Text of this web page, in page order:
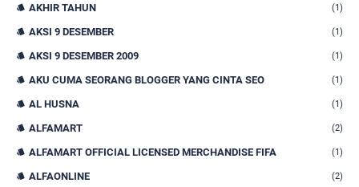
AKHIR TAHUN (1)
AKSI 9 DESEMBER (1)
AKSI 9 DESEMBER 2009 (1)
AKU CUMA SEORANG BLOGGER YANG CINTA SEO (1)
AL HUSNA (1)
ALFAMART (2)
ALFAMART OFFICIAL LICENSED MERCHANDISE FIFA (1)
ALFAONLINE (2)